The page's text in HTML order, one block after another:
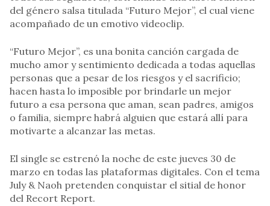
del género salsa titulada “Futuro Mejor”, el cual viene
acompañado de un emotivo videoclip.
“Futuro Mejor”, es una bonita canción cargada de
mucho amor y sentimiento dedicada a todas aquellas
personas que a pesar de los riesgos y el sacrificio;
hacen hasta lo imposible por brindarle un mejor
futuro a esa persona que aman, sean padres, amigos
o familia, siempre habrá alguien que estará allí para
motivarte a alcanzar las metas.
El single se estrenó la noche de este jueves 30 de
marzo en todas las plataformas digitales. Con el tema
July & Naoh pretenden conquistar el sitial de honor
del Recort Report.